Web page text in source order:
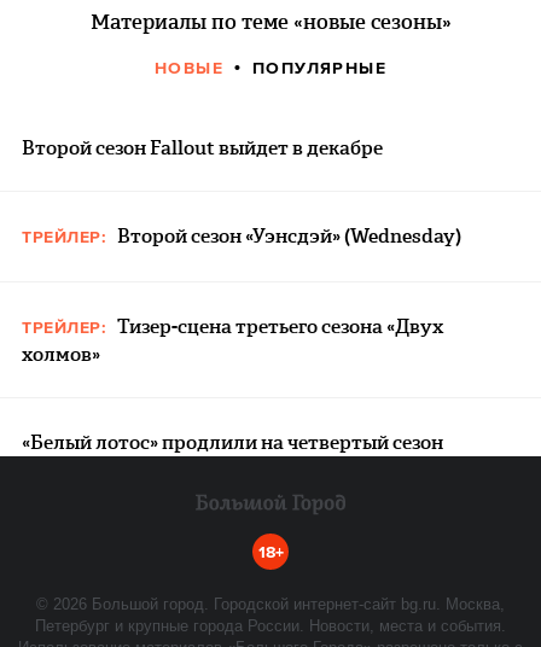
Материалы по теме «новые сезоны»
НОВЫЕ ПОПУЛЯРНЫЕ
Второй сезон Fallout выйдет в декабре
ТРЕЙЛЕР: Второй сезон «Уэнсдэй» (Wednesday)
ТРЕЙЛЕР: Тизер-сцена третьего сезона «Двух
холмов»
«Белый лотос» продлили на четвертый сезон
18+
© 2026 Большой город. Городской интернет-сайт bg.ru. Москва,
Петербург и крупные города России. Новости, места и события.